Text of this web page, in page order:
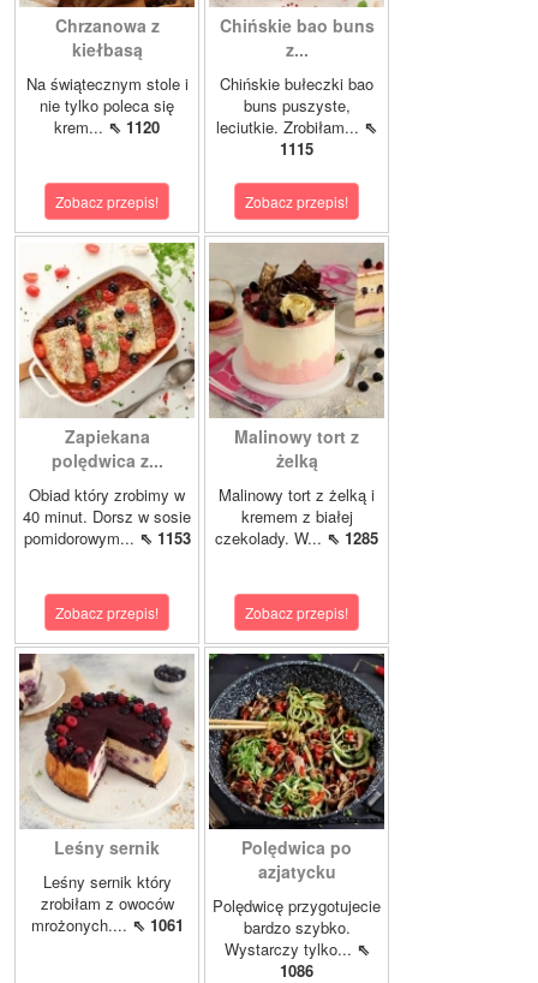
Chrzanowa z
kiełbasą
Na świątecznym stole i
nie tylko poleca się
krem... ⇖ 1120
Zobacz przepis!
Chińskie bao buns
z...
Chińskie bułeczki bao
buns puszyste,
leciutkie. Zrobiłam... ⇖
1115
Zobacz przepis!
Zapiekana
polędwica z...
Obiad który zrobimy w
40 minut. Dorsz w sosie
pomidorowym... ⇖ 1153
Zobacz przepis!
Malinowy tort z
żelką
Malinowy tort z żelką i
kremem z białej
czekolady. W... ⇖ 1285
Zobacz przepis!
Leśny sernik
Leśny sernik który
zrobiłam z owoców
mrożonych.... ⇖ 1061
Polędwica po
azjatycku
Polędwicę przygotujecie
bardzo szybko.
Wystarczy tylko... ⇖
1086